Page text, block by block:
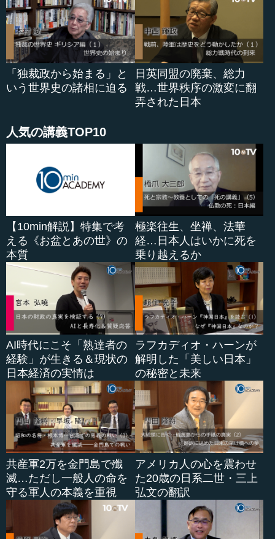
がどんなに忙...
「独裁政から始まる」と
いう世界史の諸相に迫る
日英同盟の廃棄、総力
戦…世界秩序の激変に翻
弄された日本
人気の講義TOP10
【10min解説】特集で考
える《お盆とあの世》の
本質
極楽往生、坐禅、法華
経…日本人はいかに死を
乗り越えるか
AI時代にこそ「熟達者の
経験」が生きる＆現状の
日本経済の実情は
ラフカディオ・ハーンが
解明した「美しい日本」
の秘密と未来
共産軍2万を金門島で殲
滅…ただし一般人の命を
守る軍人の本義を重視
アメリカ人の心を震わせ
た20歳の日系二世・三上
弘文の翻訳